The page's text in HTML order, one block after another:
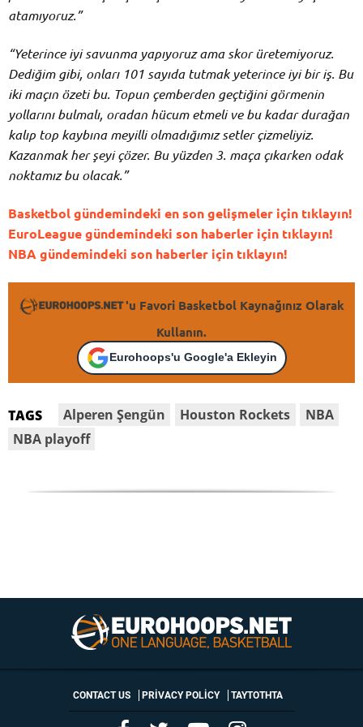
atamıyoruz.”
“Yeterince iyi savunma yapıyoruz ama skor üretemiyoruz.
Dediğim gibi, onları 101 sayıda tutmak yeterince iyi bir iş. Bu
iki maçın özeti bu. Topun çemberden geçtiğini görmenin
yollarını bulmalı, oradan hücum etmeli ve bu kadar durağan
kalıp top kaybına meyilli olmadığımız setler çizmeliyiz.
Kazanmak her şeyi çözer. Bu yüzden 3. maça çıkarken odak
noktamız bu olacak.”
Basketbol gündemindeki en son gelişmeler için tıklayın!
EuroLeague gündemindeki son haberler için tıklayın!
NBA gündemindeki son haberler için tıklayın!
'u Favori Basketbol Kaynağınız Olarak
Kullanın.
Eurohoops'u Google'a Ekleyin
TAGS Alperen Şengün Houston Rockets
NBA
NBA playoff
CONTACT US PRIVACY POLICY ΤΑΥΤΟΤΗΤΑ